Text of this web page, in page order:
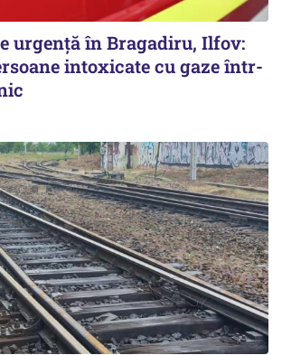
urgență în Bragadiru, Ilfov:
intoxicate cu gaze într-